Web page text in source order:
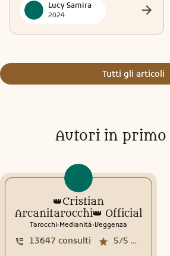
Lucy Samira
2024
Tutti gli articoli
Autori in primo
👑Cristian
Arcanitarocchi👑 Official
Tarocchi.Medianità.Veggenza
5/5 media
13647 consulti